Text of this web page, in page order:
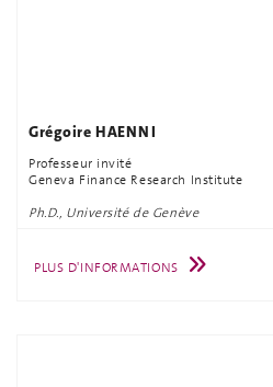
Grégoire HAENNI
Professeur invité
Geneva Finance Research Institute
Ph.D., Université de Genève
PLUS D'INFORMATIONS